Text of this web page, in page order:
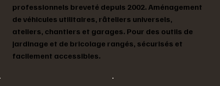
professionnels breveté depuis 2002. Aménagement
de véhicules utilitaires, râteliers universels,
ateliers, chantiers et garages. Pour des outils de
jardinage et de bricolage rangés, sécurisés et
facilement accessibles.